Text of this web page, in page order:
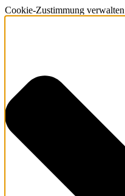
Cookie-Zustimmung verwalten